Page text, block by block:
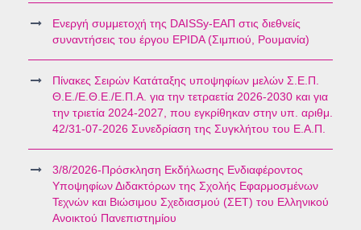
Ενεργή συμμετοχή της DAISSy-ΕΑΠ στις διεθνείς
συναντήσεις του έργου EPIDA (Σιμπιού, Ρουμανία)
Πίνακες Σειρών Κατάταξης υποψηφίων μελών Σ.Ε.Π.
Θ.Ε./Ε.Θ.Ε./Ε.Π.Α. για την τετραετία 2026-2030 και για
την τριετία 2024-2027, που εγκρίθηκαν στην υπ. αριθμ.
42/31-07-2026 Συνεδρίαση της Συγκλήτου του Ε.Α.Π.
3/8/2026-Πρόσκληση Εκδήλωσης Ενδιαφέροντος
Υποψηφίων Διδακτόρων της Σχολής Εφαρμοσμένων
Τεχνών και Βιώσιμου Σχεδιασμού (ΣΕΤ) του Ελληνικού
Ανοικτού Πανεπιστημίου